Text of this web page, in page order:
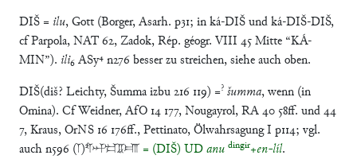
DIŠ = ilu, Gott (Borger, Asarh. p31; in ká-DIŠ und ká-DIŠ-DIŠ,
cf Parpola, NAT 62, Zadok, Rép. géogr. VIII 45 Mitte “KÁ-
MIN”). ili₆ ASy⁴ n276 besser zu streichen, siehe auch oben.
DIŠ(diš? Leichty, Šumma izbu 216 119) =? šumma, wenn (in
Omina). Cf Weidner, AfO 14 177, Nougayrol, RA 40 58ff. und 44
7, Kraus, OrNS 16 176ff., Pettinato, Ölwahrsagung I p114; vgl.
auch n596 (𒁹)𒌓𒀭􀀜𒆤 = (DIŠ) UDanu dingir+en-líl.